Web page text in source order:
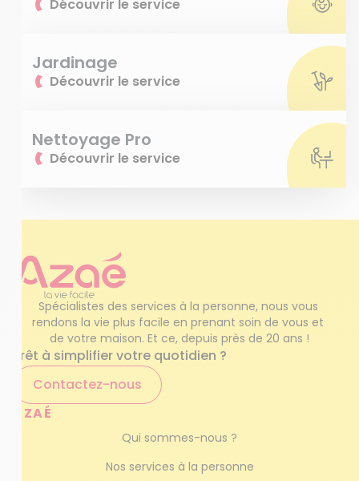
Découvrir le service
Jardinage
Découvrir le service
Nettoyage Pro
Découvrir le service
Spécialistes des services à la personne, nous vous
rendons la vie plus facile en prenant soin de vous et
de votre maison. Et ce, depuis près de 20 ans !
Prêt à simplifier votre quotidien ?
Contactez-nous
AZAÉ
Qui sommes-nous ?
Nos services à la personne